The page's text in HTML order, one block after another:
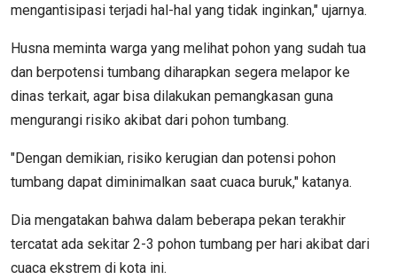
mengantisipasi terjadi hal-hal yang tidak inginkan," ujarnya.
Husna meminta warga yang melihat pohon yang sudah tua
dan berpotensi tumbang diharapkan segera melapor ke
dinas terkait, agar bisa dilakukan pemangkasan guna
mengurangi risiko akibat dari pohon tumbang.
"Dengan demikian, risiko kerugian dan potensi pohon
tumbang dapat diminimalkan saat cuaca buruk," katanya.
Dia mengatakan bahwa dalam beberapa pekan terakhir
tercatat ada sekitar 2-3 pohon tumbang per hari akibat dari
cuaca ekstrem di kota ini.